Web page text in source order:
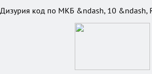
Дизурия код по МКБ &ndash, 10 &ndash,